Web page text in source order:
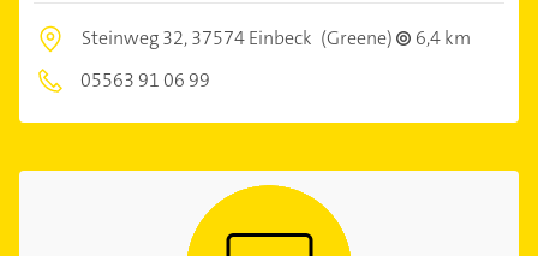
Steinweg 32,37574 Einbeck (Greene)
6,4 km
05563 91 06 99